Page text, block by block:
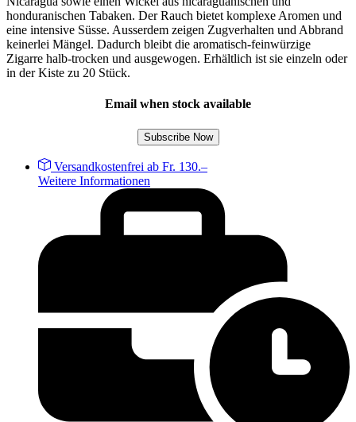
honduranischen Tabaken. Der Rauch bietet komplexe Aromen und
eine intensive Süsse. Ausserdem zeigen Zugverhalten und Abbrand
keinerlei Mängel. Dadurch bleibt die aromatisch-feinwürzige
Zigarre halb-trocken und ausgewogen. Erhältlich ist sie einzeln oder
in der Kiste zu 20 Stück.
Email when stock available
Subscribe Now
Versandkostenfrei ab Fr. 130.–
Weitere Informationen